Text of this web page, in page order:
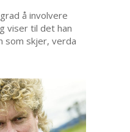
å involvere
viser til det han
som skjer, verda